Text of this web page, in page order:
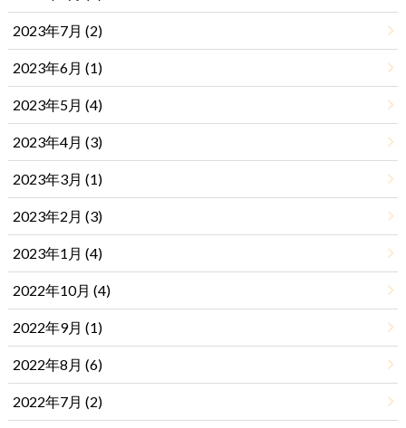
2023年7月 (2)
2023年6月 (1)
2023年5月 (4)
2023年4月 (3)
2023年3月 (1)
2023年2月 (3)
2023年1月 (4)
2022年10月 (4)
2022年9月 (1)
2022年8月 (6)
2022年7月 (2)